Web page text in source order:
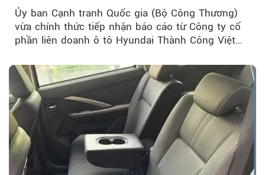
Ủy ban Cạnh tranh Quốc gia (Bộ Công Thương)
vừa chính thức tiếp nhận báo cáo từ Công ty cổ
phần liên doanh ô tô Hyundai Thành Công Việt